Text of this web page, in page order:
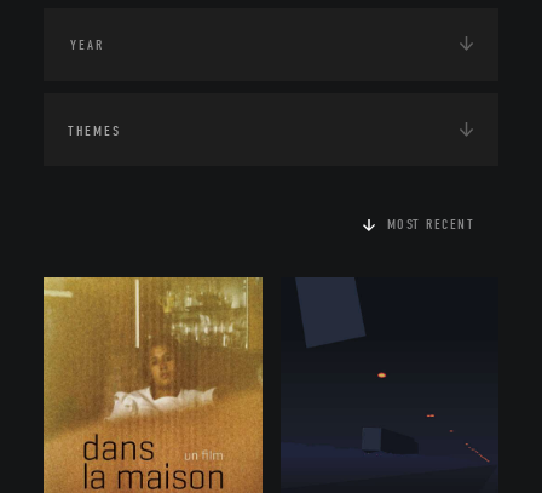
THEMES
MOST RECENT